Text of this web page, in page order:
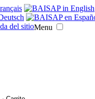
Menu